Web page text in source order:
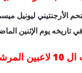
الأرجنتيني ليونيل
يوم الإثنين الماضي وذلك بعدما
للكرة الذهبية